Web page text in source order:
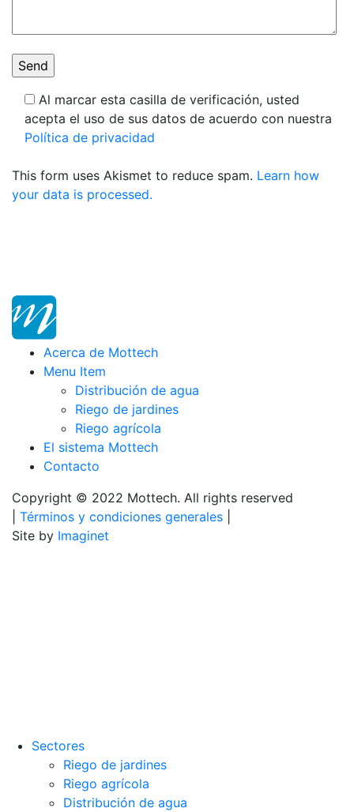
Al marcar esta casilla de verificación, usted
acepta el uso de sus datos de acuerdo con nuestra
Política de privacidad
This form uses Akismet to reduce spam. Learn how
your data is processed.
Acerca de Mottech
Menu Item
Distribución de agua
Riego de jardines
Riego agrícola
El sistema Mottech
Contacto
Copyright © 2022 Mottech. All rights reserved
Términos y condiciones generales
Site by Imaginet
Sectores
Riego de jardines
Riego agrícola
Distribución de agua